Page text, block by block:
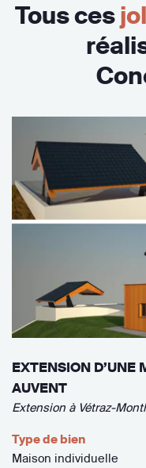
Tous ces
EXTENSION D’UNE
AUVENT
Extension à Vétraz-
Type de bien
Maison individuelle